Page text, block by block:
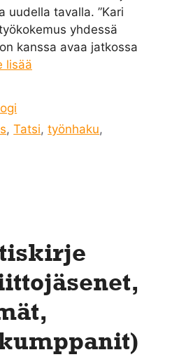
uudella tavalla. ”Kari
yhdessä
kanssa avaa jatkossa
lisää
,Tatsi,työnhaku,